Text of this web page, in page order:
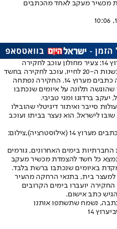
מכשיר מעקב לאחד מהכתבים
חשד לאיומים ברשת כלפי כתבי ערוץ 14: צעיר מחולון עוכב לחקירה
צעיר מחולון, בשנות ה-20 לחייו, עוכב לחקירה בחשד
שפרסם איומים ברשת כלפי שלושה כתבים מערוץ 14. החקירה נפתחה
תלונה על איומים שנכתבו
יעקב ברדוגו ומגי טביבי.
סייבר ואיתור דיגיטלי שהובילו
לישראל, הוא נעצר בביתו ועוכב
פרסם איומים ברשת כלפי שלושה כתבים מערוץ 14 (אילוסטרציה),צילום:
בימים האחרונים, גורמים
כל חשד להצמדת מכשיר מעקב
באיומים שנכתבו ברשת בלבד.
בית, בתנאי הרחקה מהעיר
יועברו בימים הקרובים
כתב אישום.
נשמח שתשתפו אותנו
ערוץ 14